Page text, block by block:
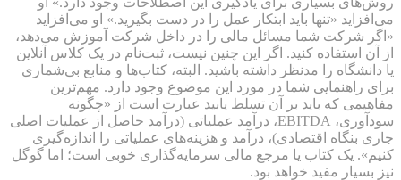
می‌افزاید «تنها باید ابتکار عمل را در دست بگیرید.» او می‌افزاید
«اگر شرکت شما مسائل مالی را در داخل شرکت آموزش می‌دهد،
از آن استفاده کنید. اگر این چنین نیست، ثبت‌نام در یک کلاس آنلاین
یا دانشگاه را مدنظر داشته باشید. البته، کتاب‌ها و منابع بی‌شماری
برای راهنمایی شما در مورد این موضوع وجود دارد. مهم‌ترین
مفاهیمی که باید بر آن تسلط یابید عبارت است از «چگونه
سودآوری، EBITDA، درآمد عملیاتی (درآمد حاصل از عملیات اصلی
جاری بنگاه اقتصادی)، درآمد و هزینه‌های عملیاتی را اندازه‌گیری
کنیم». یک کتاب یا مرجع مالی سرمایه‌گذاری خوبی است؛ اما گوگل
نیز بسیار مفید خواهد بود.